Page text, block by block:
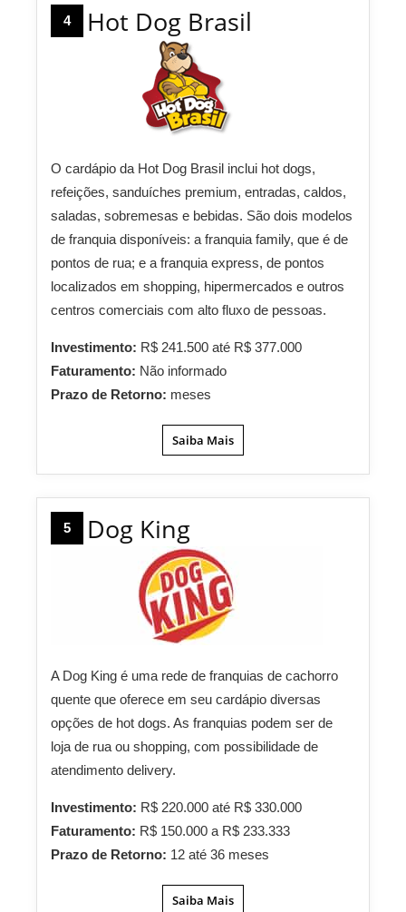
4 Hot Dog Brasil
O cardápio da Hot Dog Brasil inclui hot dogs,
refeições, sanduíches premium, entradas, caldos,
saladas, sobremesas e bebidas. São dois modelos
de franquia disponíveis: a franquia family, que é de
pontos de rua; e a franquia express, de pontos
localizados em shopping, hipermercados e outros
centros comerciais com alto fluxo de pessoas.
Investimento: R$ 241.500 até R$ 377.000
Faturamento: Não informado
Prazo de Retorno: meses
Saiba Mais
5 Dog King
A Dog King é uma rede de franquias de cachorro
quente que oferece em seu cardápio diversas
opções de hot dogs. As franquias podem ser de
loja de rua ou shopping, com possibilidade de
atendimento delivery.
Investimento: R$ 220.000 até R$ 330.000
Faturamento: R$ 150.000 a R$ 233.333
Prazo de Retorno: 12 até 36 meses
Saiba Mais